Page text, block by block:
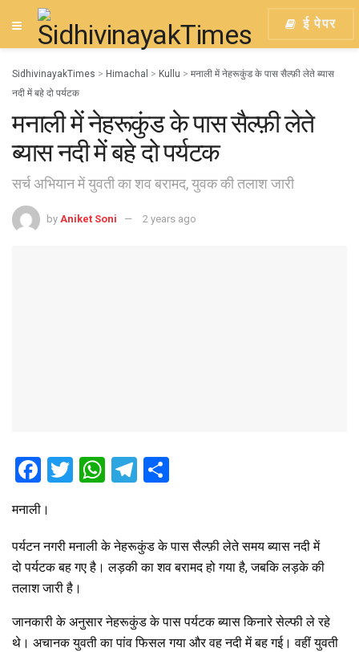
ई पेपर
SidhivinayakTimes > Himachal > Kullu > मनाली में नेहरूकुंड के पास सैल्फ़ी लेते ब्यास
नदी में बहे दो पर्यटक
मनाली में नेहरूकुंड के पास सैल्फ़ी लेते
ब्यास नदी में बहे दो पर्यटक
सर्च अभियान में युवती का शव बरामद, युवक की तलाश जारी
by Aniket Soni 2 years ago
F
ce
b
o
o
k
T
er
W
s
A
p
T
gr
a
e
मनाली।
पर्यटन नगरी मनाली के नेहरूकुंड के पास सैल्फ़ी लेते समय ब्यास नदी में
दो पर्यटक बह गए है। लड़की का शव बरामद हो गया है, जबकि लड़के की
तलाश जारी है।
जानकारी के अनुसार नेहरूकुंड के पास पर्यटक ब्यास किनारे सेल्फी ले रहे
थे। अचानक युवती का पांव फिसल गया और वह नदी में बह गई। वहीं युवती